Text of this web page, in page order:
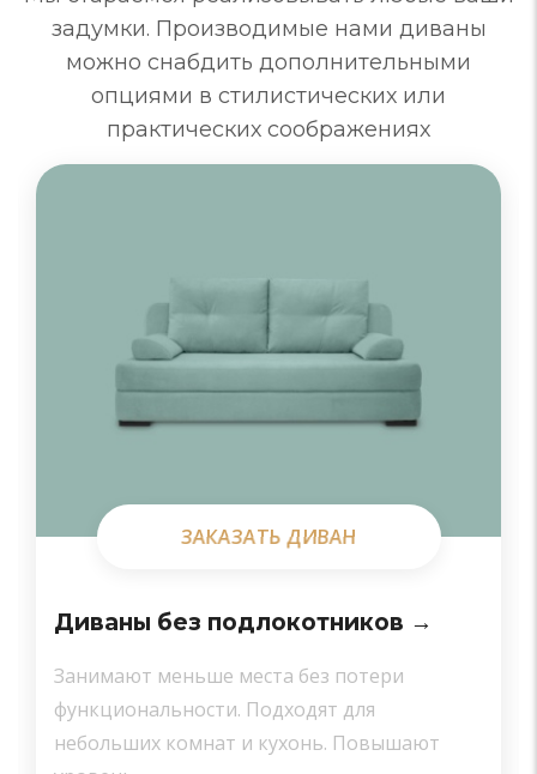
задумки. Производимые нами диваны
можно снабдить дополнительными
опциями в стилистических или
практических соображениях
ЗАКАЗАТЬ ДИВАН
ЗАКАЗАТЬ ДИВАН
Диваны без подлокотников →
Занимают меньше места без потери
функциональности. Подходят для
небольших комнат и кухонь. Повышают